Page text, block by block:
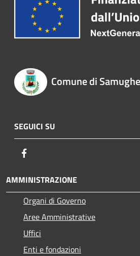
Comune di
SEGUICI SU
AMMINISTRAZIONE
Organi di Governo
Aree Amministrative
Uffici
Enti e fondazioni